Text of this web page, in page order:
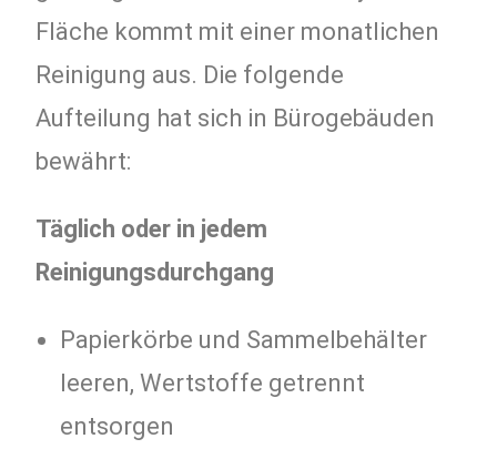
Fläche kommt mit einer monatlichen
Reinigung aus. Die folgende
Aufteilung hat sich in Bürogebäuden
bewährt:
Täglich oder in jedem
Reinigungsdurchgang
Papierkörbe und Sammelbehälter
leeren, Wertstoffe getrennt
entsorgen